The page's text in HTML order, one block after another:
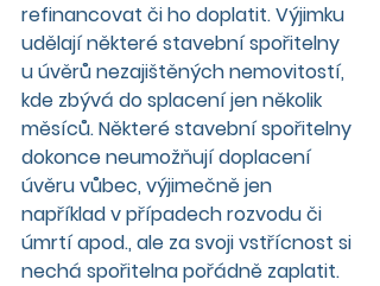
refinancovat či ho doplatit. Výjimku
udělají některé stavební spořitelny
u úvěrů nezajištěných nemovitostí,
kde zbývá do splacení jen několik
měsíců. Některé stavební spořitelny
dokonce neumožňují doplacení
úvěru vůbec, výjimečně jen
například v případech rozvodu či
úmrtí apod., ale za svoji vstřícnost si
nechá spořitelna pořádně zaplatit.